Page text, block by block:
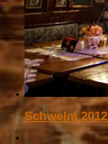
Schwelm 2012